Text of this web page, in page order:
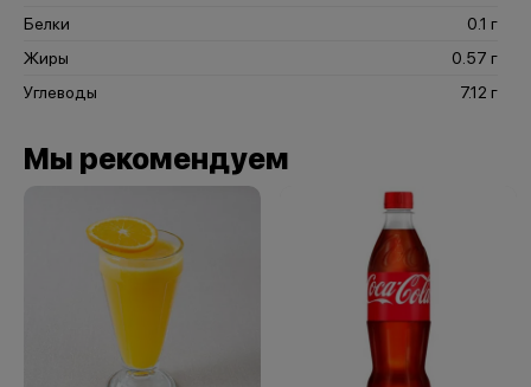
Белки
0.1 г
Жиры
0.57 г
Углеводы
7.12 г
Мы рекомендуем